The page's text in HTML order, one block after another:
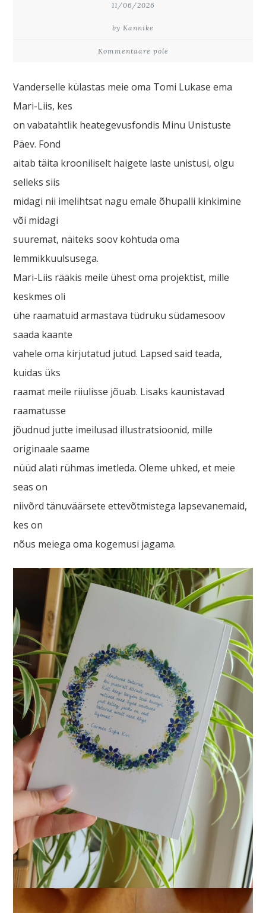
11/06/2026
by Kannike
Kommentaare pole
Vanderselle külastas meie oma Tomi Lukase ema
Mari-Liis, kes
on vabatahtlik heategevusfondis Minu Unistuste
Päev. Fond
aitab täita krooniliselt haigete laste unistusi, olgu
selleks siis
midagi nii imelihtsat nagu emale õhupalli kinkimine
või midagi
suuremat, näiteks soov kohtuda oma
lemmikkuulsusega.
Mari-Liis rääkis meile ühest oma projektist, mille
keskmes oli
ühe raamatuid armastava tüdruku südamesoov
saada kaante
vahele oma kirjutatud jutud. Lapsed said teada,
kuidas üks
raamat meile riiulisse jõuab. Lisaks kaunistavad
raamatusse
jõudnud jutte imeilusad illustratsioonid, mille
originaale saame
nüüd alati rühmas imetleda. Oleme uhked, et meie
seas on
niivõrd tänuväärsete ettevõtmistega lapsevanemaid,
kes on
nõus meiega oma kogemusi jagama.